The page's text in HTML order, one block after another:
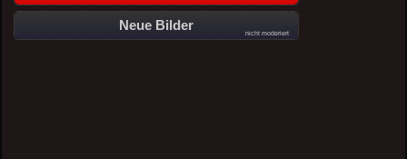
Neue Bilder
nicht moderiert